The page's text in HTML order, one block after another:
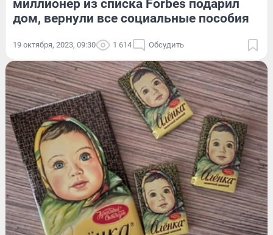
миллионер из списка Forbes подарил
дом, вернули все социальные пособия
19 октября, 2023, 09:30 1 614 Обсудить